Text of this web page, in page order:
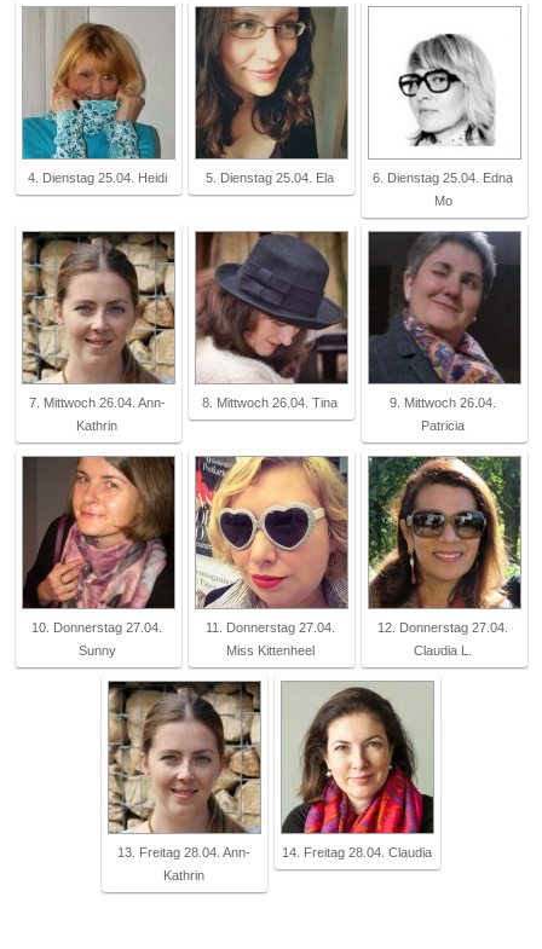
4. Dienstag 25.04. Heidi 5. Dienstag 25.04. Ela
6. Dienstag 25.04. Edna
Mo
7. Mittwoch 26.04. Ann-
Kathrin
8. Mittwoch 26.04. Tina
9. Mittwoch 26.04.
Patricia
10. Donnerstag 27.04.
Sunny
11. Donnerstag 27.04.
Miss Kittenheel
12. Donnerstag 27.04.
Claudia L.
13. Freitag 28.04. Ann-
Kathrin
14. Freitag 28.04. Claudia